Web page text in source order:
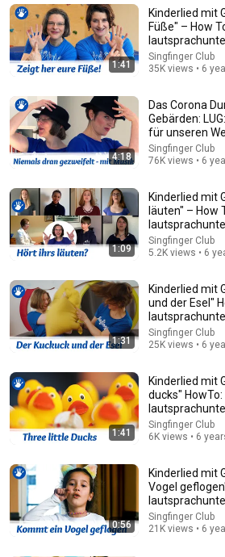
Weihnachtslied mit Gebärden:
leichter lautsprachunterstützend
Singfinger Club • 32K views
Laternenlieder und Herbstlieder
Lichterkinder • 4.4M views
Guten Tag! Hallo! Wie geht's? |
1:41
Kinderlied mit
Füße" – How
Singfinger Club
35K views • 6
4:18
Das Corona
Gebärden:
für unseren
Singfinger Club
76K views • 6
1:09
Kinderlied mit
läuten" – How
Singfinger Club
5.2K views • 6
1:31
Kinderlied mit
und der Esel"
Singfinger Club
25K views • 6
1:41
Kinderlied mit
ducks"
Singfinger Club
6K views • 6
0:56
Kinderlied mit
Vogel
Singfinger Club
21K views • 6